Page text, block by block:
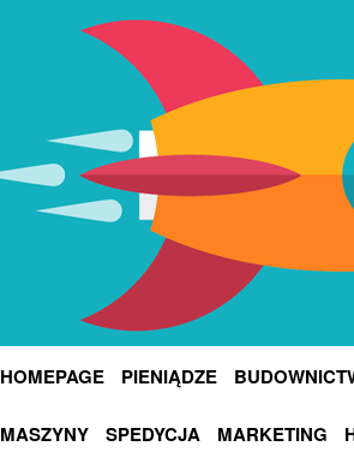
HOMEPAGE PIENIĄDZE
MASZYNY SPEDYCJA MARKETING